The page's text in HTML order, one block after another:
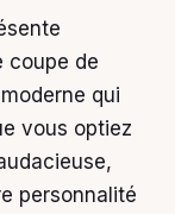
coupe de
qui
vous optiez
personnalité